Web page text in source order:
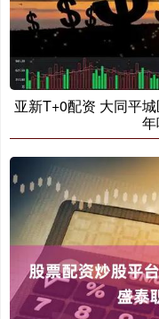
亚新T+0配资 大同平